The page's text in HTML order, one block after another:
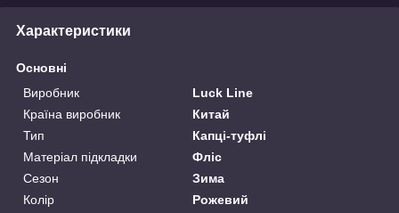
Характеристики
Основні
Виробник
Luck Line
Країна виробник
Китай
Тип
Капці-туфлі
Матеріал підкладки
Фліс
Сезон
Зима
Колір
Рожевий